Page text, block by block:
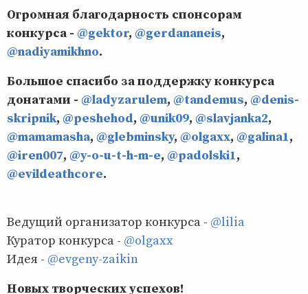
Огромная благодарность спонсорам
конкурса - @gektor, @gerdananeis,
@nadiyamikhno.
Большое спасибо за поддержку конкурса
донатами - @ladyzarulem, @tandemus, @denis-
skripnik, @peshehod, @unik09, @slavjanka2,
@mamamasha, @glebminsky, @olgaxx, @galina1,
@iren007, @y-o-u-t-h-m-e, @padolski1,
@evildeathcore.
Ведущий организатор конкурса - @lilia
Куратор конкурса - @olgaxx
Идея - @evgeny-zaikin
Новых творческих успехов!